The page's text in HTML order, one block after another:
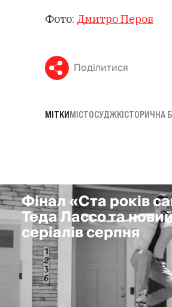
Фото: Дмитро Перов
Поділитися
МІТКИМІСТОСУДЖКІСТОРИЧНА
Фінал «Ста років
Теда Лассо та
серіалів серпня